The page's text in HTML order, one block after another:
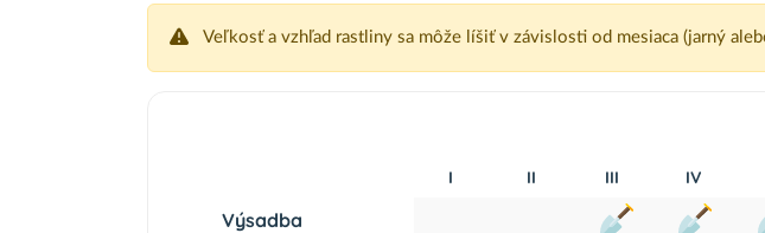
Veľkosť a vzhľad rastliny sa môže líšiť v závislosti od mesiaca (jarný
I II III IV
Výsadba